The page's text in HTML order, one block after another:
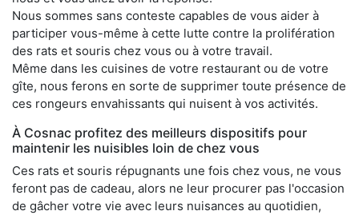
Nous sommes sans conteste capables de vous aider à
participer vous-même à cette lutte contre la prolifération
des rats et souris chez vous ou à votre travail.
Même dans les cuisines de votre restaurant ou de votre
gîte, nous ferons en sorte de supprimer toute présence de
ces rongeurs envahissants qui nuisent à vos activités.
À Cosnac profitez des meilleurs dispositifs pour
maintenir les nuisibles loin de chez vous
Ces rats et souris répugnants une fois chez vous, ne vous
feront pas de cadeau, alors ne leur procurer pas l'occasion
de gâcher votre vie avec leurs nuisances au quotidien,